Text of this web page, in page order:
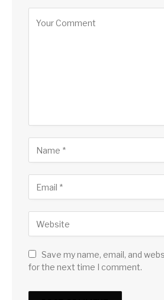
Save my name, email, and
for the next time I comment.